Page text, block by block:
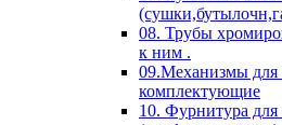
08. Трубы
к ним .
09.Механизмы
комплектующие
10. Фурнитура